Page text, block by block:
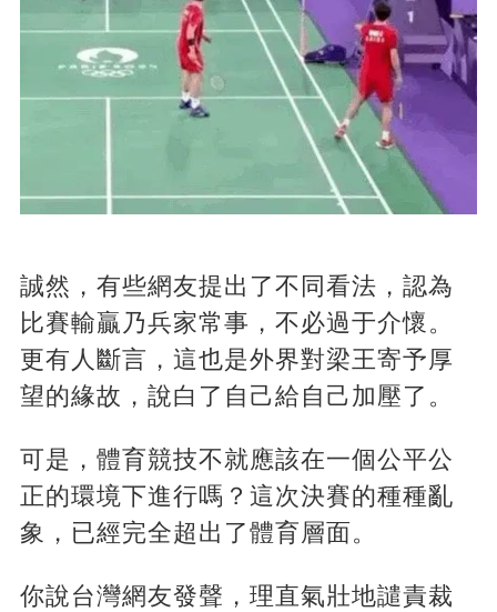
誠然，有些網友提出了不同看法，認為
比賽輸贏乃兵家常事，不必過于介懷。
更有人斷言，這也是外界對梁王寄予厚
望的緣故，說白了自己給自己加壓了。
可是，體育競技不就應該在一個公平公
正的環境下進行嗎？這次決賽的種種亂
象，已經完全超出了體育層面。
你說台灣網友發聲，理直氣壯地譴責裁